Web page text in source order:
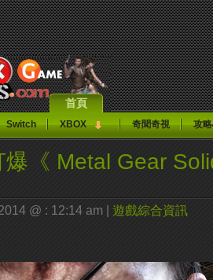
首頁
Switch XBOX 奇聞奇視 攻
爆《 Metal Gear
@ : 12:14 am | 遊戲綜合資訊